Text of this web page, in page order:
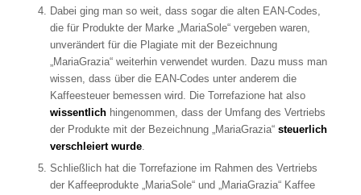
Dabei ging man so weit, dass sogar die alten EAN-Codes,
die für Produkte der Marke „MariaSole“ vergeben waren,
unverändert für die Plagiate mit der Bezeichnung
„MariaGrazia“ weiterhin verwendet wurden. Dazu muss man
wissen, dass über die EAN-Codes unter anderem die
Kaffeesteuer bemessen wird. Die Torrefazione hat also
wissentlichhingenommen, dass der Umfang des Vertriebs
der Produkte mit der Bezeichnung „MariaGrazia“ steuerlich
verschleiert wurde.
Schließlich hat die Torrefazione im Rahmen des Vertriebs
der Kaffeeprodukte „MariaSole“ und „MariaGrazia“ Kaffee